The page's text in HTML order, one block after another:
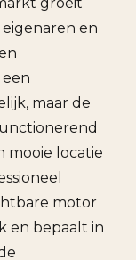
groeit
en
maar de
mooie locatie
motor
en bepaalt in